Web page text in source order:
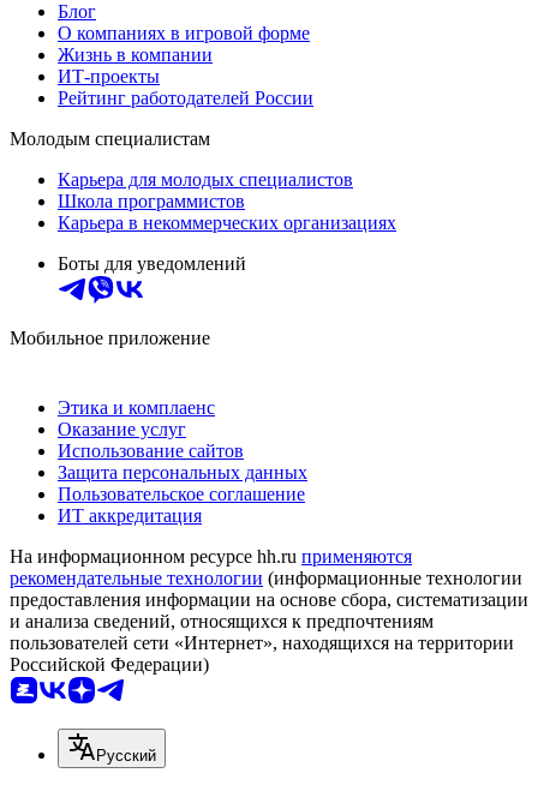
Блог
О компаниях в игровой форме
Жизнь в компании
ИТ-проекты
Рейтинг работодателей России
Молодым специалистам
Карьера для молодых специалистов
Школа программистов
Карьера в некоммерческих организациях
Боты для уведомлений
Мобильное приложение
Этика и комплаенс
Оказание услуг
Использование сайтов
Защита персональных данных
Пользовательское соглашение
ИТ аккредитация
На информационном ресурсе hh.ru применяются
рекомендательные технологии (информационные технологии
предоставления информации на основе сбора, систематизации
и анализа сведений, относящихся к предпочтениям
пользователей сети «Интернет», находящихся на территории
Российской Федерации)
Русский